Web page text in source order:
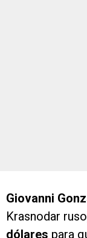
Giovanni
Krasnodar
dólares para